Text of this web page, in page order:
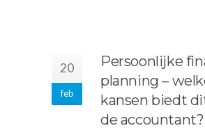
20
feb
Persoonlijke
planning –
kansen biedt
de accountant?